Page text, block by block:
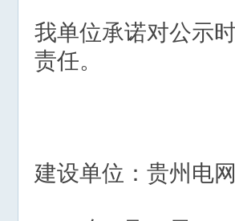
我单位承诺对公示
责任。
建设单位：贵州电